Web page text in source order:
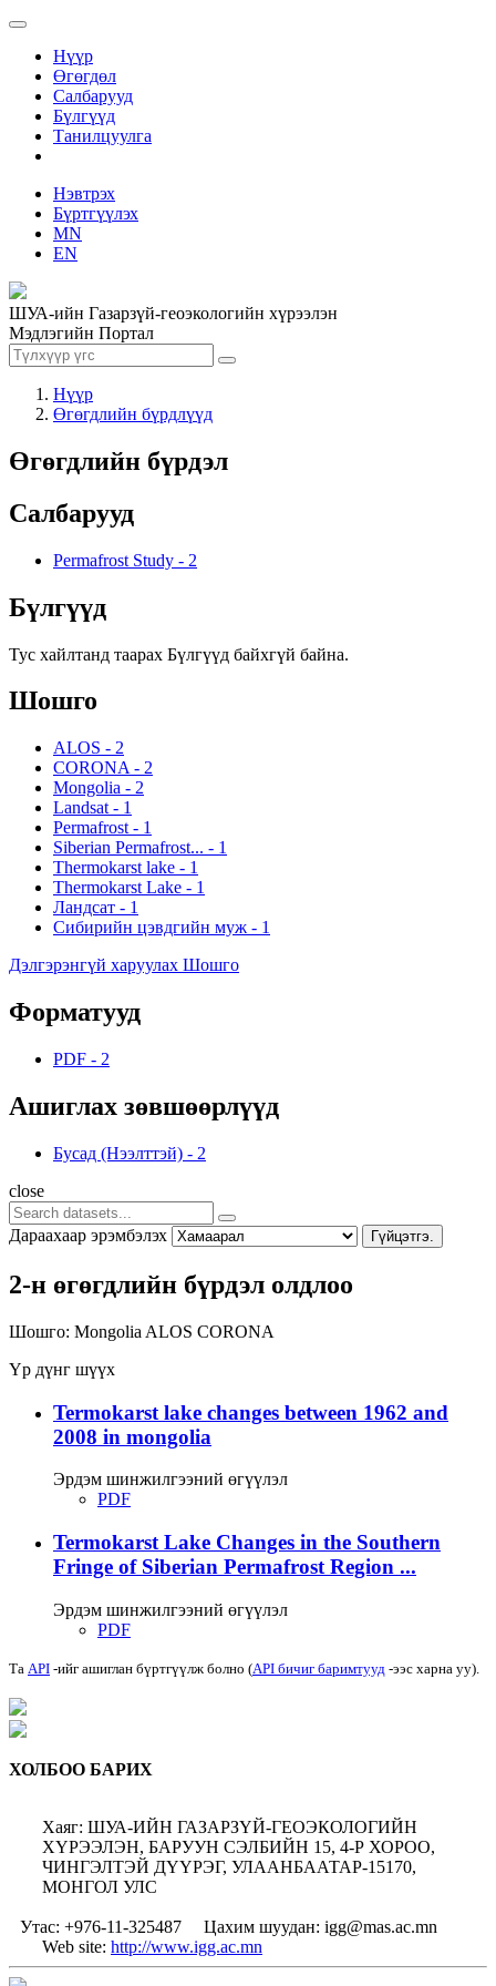
Нүүр
Өгөгдөл
Салбарууд
Бүлгүүд
Танилцуулга
Нэвтрэх
Бүртгүүлэх
MN
EN
ШУА-ийн Газарзүй-геоэкологийн хүрээлэн
Мэдлэгийн Портал
Нүүр
Өгөгдлийн бүрдлүүд
Өгөгдлийн бүрдэл
Салбарууд
Permafrost Study - 2
Бүлгүүд
Тус хайлтанд таарах Бүлгүүд байхгүй байна.
Шошго
ALOS - 2
CORONA - 2
Mongolia - 2
Landsat - 1
Permafrost - 1
Siberian Permafrost... - 1
Thermokarst lake - 1
Thermokarst Lake - 1
Ландсат - 1
Сибирийн цэвдгийн муж - 1
Дэлгэрэнгүй харуулах Шошго
Форматууд
PDF - 2
Ашиглах зөвшөөрлүүд
Бусад (Нээлттэй) - 2
close
Дараахаар эрэмбэлэх Гүйцэтгэ.
2-н өгөгдлийн бүрдэл олдлоо
Шошго: Mongolia ALOS CORONA
Үр дүнг шүүх
Termokarst lake changes between 1962 and
2008 in mongolia
Эрдэм шинжилгээний өгүүлэл
PDF
Termokarst Lake Changes in the Southern
Fringe of Siberian Permafrost Region ...
Эрдэм шинжилгээний өгүүлэл
PDF
Та API -ийг ашиглан бүртгүүлж болно (API бичиг баримтууд -ээс харна уу).
ХОЛБОО БАРИХ
Хаяг: ШУА-ИЙН ГАЗАРЗҮЙ-ГЕОЭКОЛОГИЙН
ХҮРЭЭЛЭН, БАРУУН СЭЛБИЙН 15, 4-Р ХОРОО,
ЧИНГЭЛТЭЙ ДҮҮРЭГ, УЛААНБААТАР-15170,
МОНГОЛ УЛС
Утас: +976-11-325487 Цахим шуудан: igg@mas.ac.mn
Web site: http://www.igg.ac.mn